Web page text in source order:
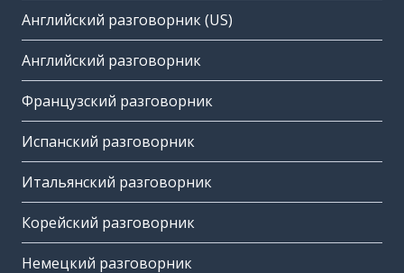
Английский разговорник (US)
Английский разговорник
Французский разговорник
Испанский разговорник
Итальянский разговорник
Корейский разговорник
Немецкий разговорник